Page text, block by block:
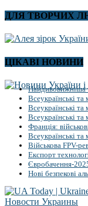
ДЛЯ ТВОРЧИХ
ЦІКАВІ НОВИНИ
Найдивовижніша
Всеукраїнські
Всеукраїнські
Всеукраїнські
Франція:
Всеукраїнські
Військова FPV-
Експорт
Євробачення-
Нові безпекові